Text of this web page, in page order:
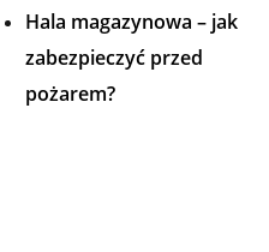
Hala magazynowa – jak
zabezpieczyć przed
pożarem?